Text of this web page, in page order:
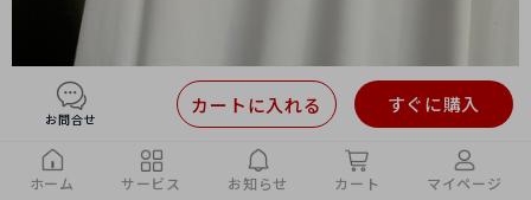
お問合せ
すぐに購入
カートに入れる
ホーム サービス お知らせ カート マイページ